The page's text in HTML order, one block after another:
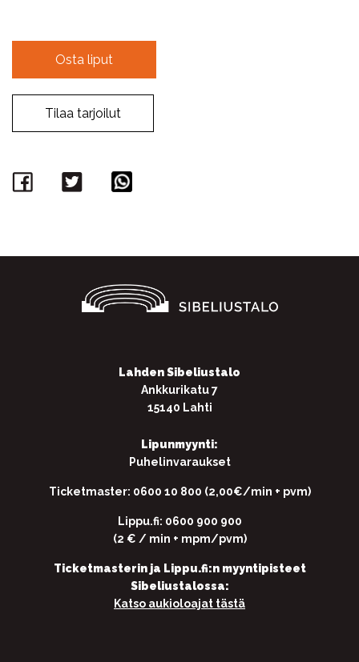
Osta liput
Tilaa tarjoilut
Facebook
Twitter
Lahden Sibeliustalo
Ankkurikatu 7
15140 Lahti
Lipunmyynti:
Puhelinvaraukset
Ticketmaster: 0600 10 800 (2,00€/min + pvm)
Lippu.fi: 0600 900 900
(2 € / min + mpm/pvm)
Ticketmasterin ja Lippu.fi:n myyntipisteet
Sibeliustalossa:
Katso aukioloajat tästä